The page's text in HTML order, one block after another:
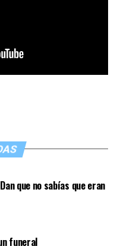
que no sabías que eran
funeral